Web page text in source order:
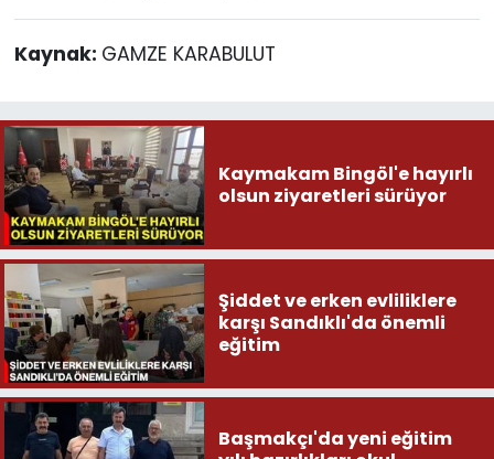
Kaynak: GAMZE KARABULUT
Kaymakam Bingöl'e hayırlı
olsun ziyaretleri sürüyor
Şiddet ve erken evliliklere
karşı Sandıklı'da önemli
eğitim
Başmakçı'da yeni eğitim